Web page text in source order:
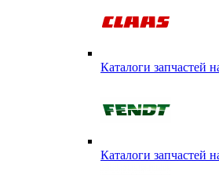
Каталоги запчастей
Каталоги запчастей